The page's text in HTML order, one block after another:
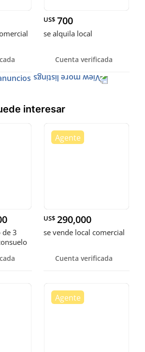
US$ 700
se alquila local
Cuenta verificada
interesar
de 3
US$ 290,000
se vende local comercial
Cuenta verificada